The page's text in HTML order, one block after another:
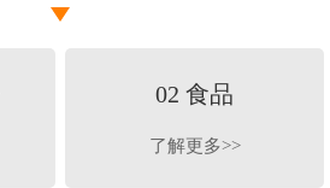
02 食品
了解更多>>